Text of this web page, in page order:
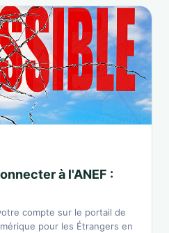
à l'ANEF :
compte sur le portail de
pour les Étrangers en